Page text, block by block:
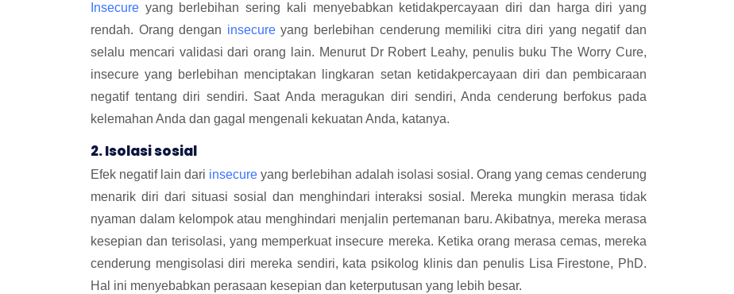
Insecure yang berlebihan sering kali menyebabkan ketidakpercayaan diri dan harga diri yang
rendah. Orang dengan insecureyang berlebihan cenderung memiliki citra diri yang negatif dan
selalu mencari validasi dari orang lain. Menurut Dr Robert Leahy, penulis buku The Worry Cure,
insecure yang berlebihan menciptakan lingkaran setan ketidakpercayaan diri dan pembicaraan
negatif tentang diri sendiri. Saat Anda meragukan diri sendiri, Anda cenderung berfokus pada
kelemahan Anda dan gagal mengenali kekuatan Anda, katanya.
2. Isolasi sosial
Efek negatif lain dari insecure yang berlebihan adalah isolasi sosial. Orang yang cemas cenderung
menarik diri dari situasi sosial dan menghindari interaksi sosial. Mereka mungkin merasa tidak
nyaman dalam kelompok atau menghindari menjalin pertemanan baru. Akibatnya, mereka merasa
kesepian dan terisolasi, yang memperkuat insecure mereka. Ketika orang merasa cemas, mereka
cenderung mengisolasi diri mereka sendiri, kata psikolog klinis dan penulis Lisa Firestone, PhD.
Hal ini menyebabkan perasaan kesepian dan keterputusan yang lebih besar.